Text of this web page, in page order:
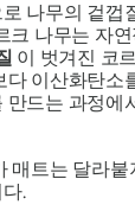
나무의 겉껍
크 나무는 자
이 벗겨진 코
다 이산화탄소
만드는 과정에
매트는 달라
.